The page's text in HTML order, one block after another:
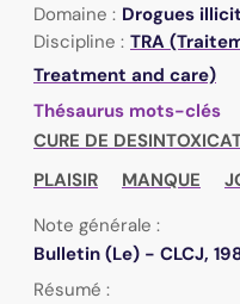
Domaine : Drogues
Discipline : TRA
Treatment and care)
Thésaurus mots-clés
CURE DE
PLAISIR
MANQUE
Note générale :
Bulletin (Le) - CLCJ,
Résumé :